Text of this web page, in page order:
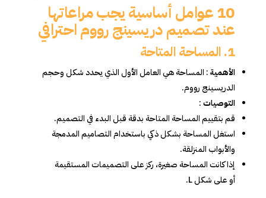
10 عوامل أساسية يجب مراعاتها
عند تصميم دريسينج رووم احترافي
1. المساحة المتاحة
الأهمية: المساحة هي العامل الأول الذي يحدد شكل وحجم
الدريسينج رووم.
التوصيات:
قم بتقييم المساحة المتاحة بدقة قبل البدء في التصميم.
استغل المساحة بشكل ذكي باستخدام التصاميم المدمجة
والأبواب المنزلقة.
إذا كانت المساحة صغيرة، ركز على التصميمات المستقيمة
أو على شكل L.